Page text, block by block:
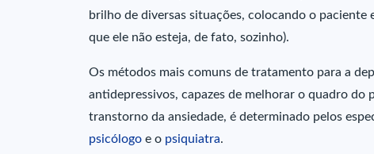
brilho de diversas situações, colocando o
que ele não esteja, de fato, sozinho).
Os métodos mais comuns de tratamento para a
antidepressivos, capazes de melhorar o quadro
transtorno da ansiedade, é determinado pelos
psicólogo e o psiquiatra.